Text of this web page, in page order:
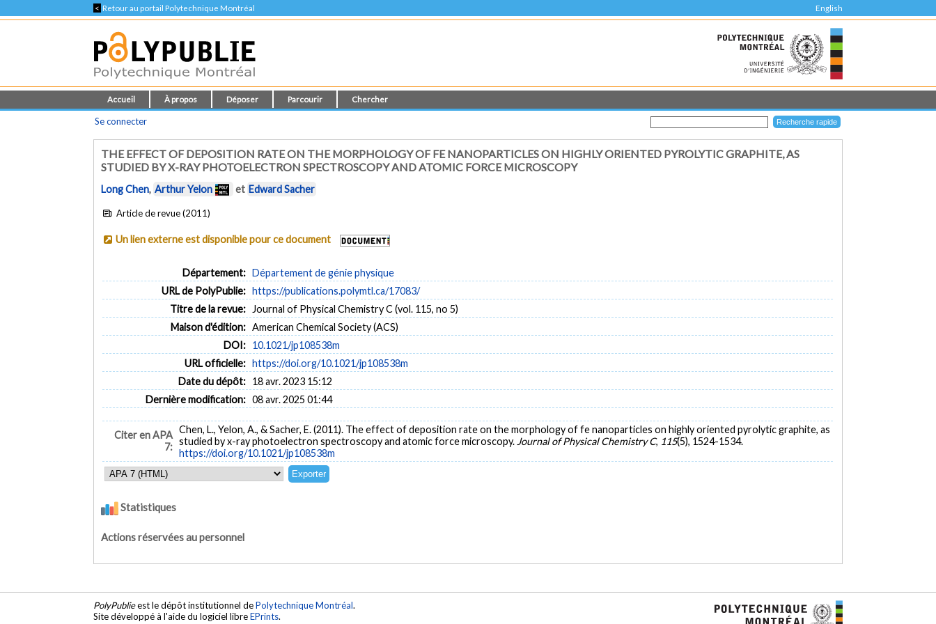
< Retour au portail Polytechnique Montréal English
Accueil À propos Déposer Parcourir Chercher
Se connecter
THE EFFECT OF DEPOSITION RATE ON THE MORPHOLOGY OF FE NANOPARTICLES ON HIGHLY ORIENTED PYROLYTIC GRAPHITE, AS
STUDIED BY X-RAY PHOTOELECTRON SPECTROSCOPY AND ATOMIC FORCE MICROSCOPY
Long Chen, Arthur Yelon et Edward Sacher
Article de revue (2011)
Un lien externe est disponible pour ce document
Département: Département de génie physique
URL de PolyPublie: https://publications.polymtl.ca/17083/
Titre de la revue:
Journal of Physical Chemistry C (vol. 115, no 5)
Maison d'édition: American Chemical Society (ACS)
DOI: 10.1021/jp108538m
URL officielle: https://doi.org/10.1021/jp108538m
Date du dépôt: 18 avr. 2023 15:12
Dernière modification: 08 avr. 2025 01:44
Citer en APA
7:
Chen, L., Yelon, A., & Sacher, E. (2011). The effect of deposition rate on the morphology of fe nanoparticles on highly oriented pyrolytic graphite, as
studied by x-ray photoelectron spectroscopy and atomic force microscopy. Journal of Physical Chemistry C, 115(5), 1524-1534.
https://doi.org/10.1021/jp108538m
Statistiques
Actions réservées au personnel
PolyPublieest le dépôt institutionnel dePolytechnique Montréal.
Site développé à l'aide du logiciel libreEPrints.